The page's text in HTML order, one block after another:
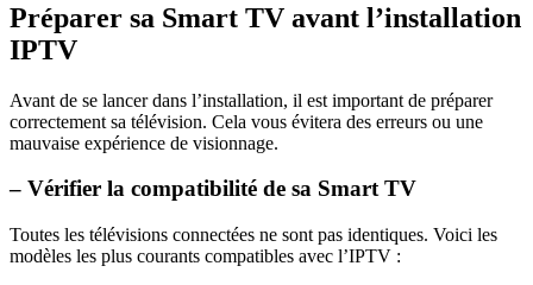
Préparer sa Smart TV avant l’installation
IPTV
Avant de se lancer dans l’installation, il est important de préparer
correctement sa télévision. Cela vous évitera des erreurs ou une
mauvaise expérience de visionnage.
– Vérifier la compatibilité de sa Smart TV
Toutes les télévisions connectées ne sont pas identiques. Voici les
modèles les plus courants compatibles avec l’IPTV :